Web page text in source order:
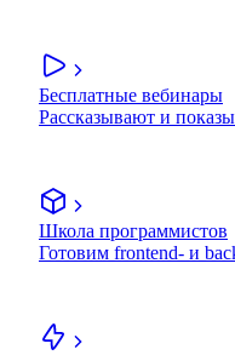
Бесплатные вебинары
Рассказывают и
Школа программистов
Готовим frontend- и